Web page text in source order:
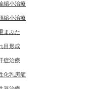
縮小治療
縮小治療
まぶた
目形成
症治療
化乳房症